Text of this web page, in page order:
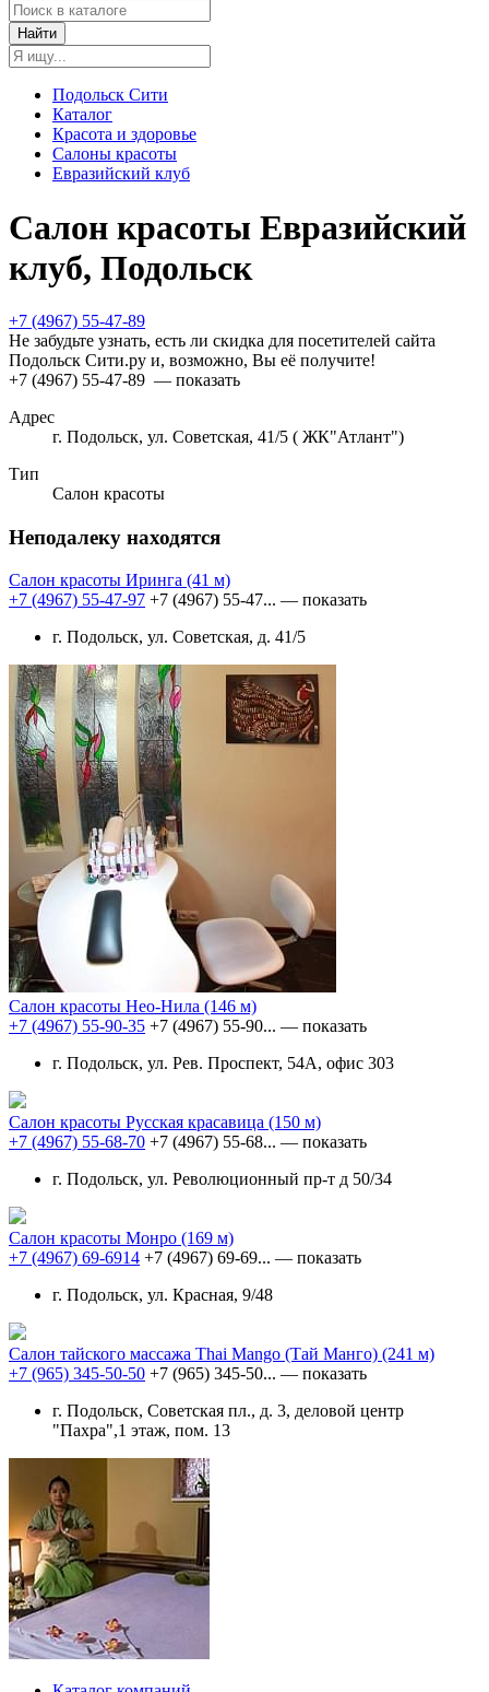
Найти
Подольск Сити
Каталог
Красота и здоровье
Салоны красоты
Евразийский клуб
Салон красоты Евразийский
клуб, Подольск
+7 (4967) 55-47-89
Не забудьте узнать, есть ли скидка для посетителей сайта
Подольск Сити.ру и, возможно, Вы её получите!
+7 (4967) 55-47-89 — показать
Адрес
г. Подольск, ул. Советская, 41/5 ( ЖК"Атлант")
Тип
Салон красоты
Неподалеку находятся
Салон красоты Иринга (41 м)
+7 (4967) 55-47-97 +7 (4967) 55-47... — показать
г. Подольск, ул. Советская, д. 41/5
Салон красоты Нео-Нила (146 м)
+7 (4967) 55-90-35 +7 (4967) 55-90... — показать
г. Подольск, ул. Рев. Проспект, 54А, офис 303
Салон красоты Русская красавица (150 м)
+7 (4967) 55-68-70 +7 (4967) 55-68... — показать
г. Подольск, ул. Революционный пр-т д 50/34
Салон красоты Монро (169 м)
+7 (4967) 69-6914 +7 (4967) 69-69... — показать
г. Подольск, ул. Красная, 9/48
Салон тайского массажа Thai Mango (Тай Манго) (241 м)
+7 (965) 345-50-50 +7 (965) 345-50... — показать
г. Подольск, Советская пл., д. 3, деловой центр
"Пахра",1 этаж, пом. 13